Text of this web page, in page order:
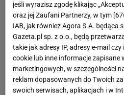
jeśli wyrazisz zgodę klikając
oraz jej Zaufani Partnerzy, w tym [
IAB, jak również Agora S.A. będąca
Gazeta.pl sp. z o.o., będą
takie jak adresy IP, adresy e-mail
cookie lub inne informacje zapisane
marketingowych, w szczególności
reklam dopasowanych do Twoich
swoich serwisach, aplikacjach i w